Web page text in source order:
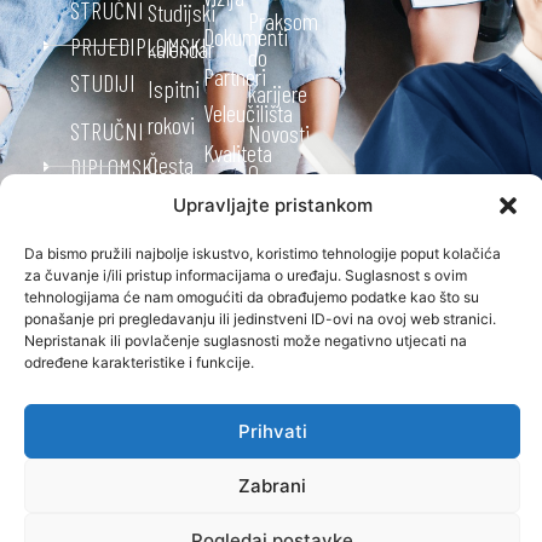
Upravljajte pristankom
Da bismo pružili najbolje iskustvo, koristimo tehnologije poput kolačića
za čuvanje i/ili pristup informacijama o uređaju. Suglasnost s ovim
tehnologijama će nam omogućiti da obrađujemo podatke kao što su
ponašanje pri pregledavanju ili jedinstveni ID-ovi na ovoj web stranici.
Nepristanak ili povlačenje suglasnosti može negativno utjecati na
određene karakteristike i funkcije.
Prihvati
Zabrani
STRUČNI
PRIJEDIPLOMSKI
STUDIJI
STRUČNI
DIPLOMSKI
OSTALO
ONLINE
STUDIRANJE
CJELOŽIVOTNO
OBRAZOVANJE
SURADNJA
Studijski
kalendar
Ispitni
rokovi
Česta
pitanja
Oglasna
ploča
Knjižnica
Ponuda
Dokumenti
Partneri
Veleučilišta
Kvaliteta
Studentski
Alumni
klub
Projekti
pristup
informacijama
Menadžment
Veleučilišta
Praksom
do
karijere
Novosti
O
nama
Kontakt
Kvaliteta